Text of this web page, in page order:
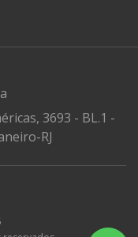
3693 - BL.1 -
RJ